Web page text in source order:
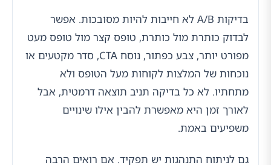
בדיקות A/B לא חייבות להיות מסובכות. אפשר
לבדוק כותרת מול כותרת, טופס קצר מול טופס מעט
מפורט יותר, צבע כפתור, נוסח CTA, סדר מקטעים או
נוכחות של המלצות לקוחות מעל הטופס ולא
מתחתיו. לא כל בדיקה תניב תוצאה דרמטית, אבל
לאורך זמן היא מאפשרת להבין אילו שינויים
משפיעים באמת.
גם לניתוח התנהגות יש תפקיד. אם רואים הרבה